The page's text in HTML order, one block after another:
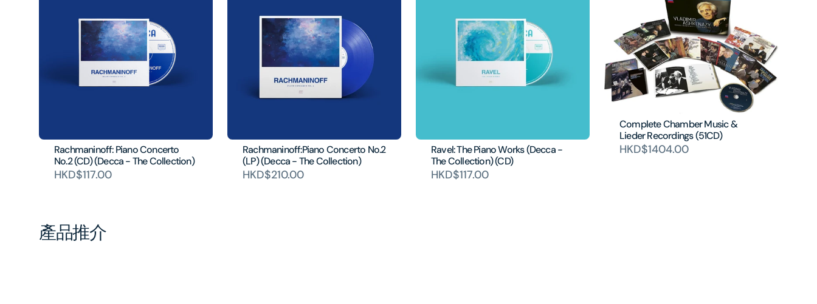
Rachmaninoff: Piano Concerto
No.2 (CD) (Decca - The Collection)
HKD$117.00
Rachmaninoff:Piano Concerto No.2
(LP) (Decca - The Collection)
HKD$210.00
Ravel: The Piano Works (Decca -
The Collection) (CD)
HKD$117.00
Complete Chamber Music &
Lieder Recordings (51CD)
HKD$1404.00
產品推介